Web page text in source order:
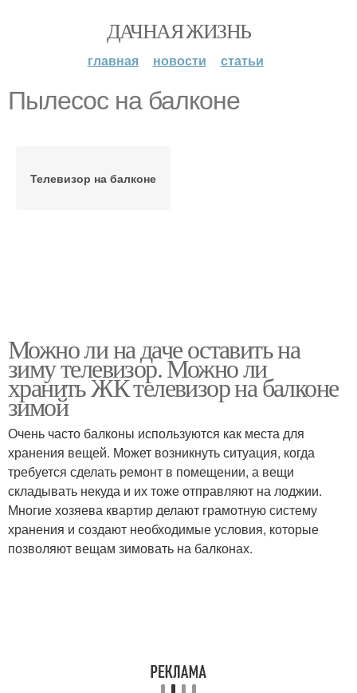
ДАЧНАЯ ЖИЗНЬ
главная новости статьи
Пылесос на балконе
Телевизор на балконе
Можно ли на даче оставить на
зиму телевизор. Можно ли
хранить ЖК телевизор на балконе
зимой
Очень часто балконы используются как места для
хранения вещей. Может возникнуть ситуация, когда
требуется сделать ремонт в помещении, а вещи
складывать некуда и их тоже отправляют на лоджии.
Многие хозяева квартир делают грамотную систему
хранения и создают необходимые условия, которые
позволяют вещам зимовать на балконах.